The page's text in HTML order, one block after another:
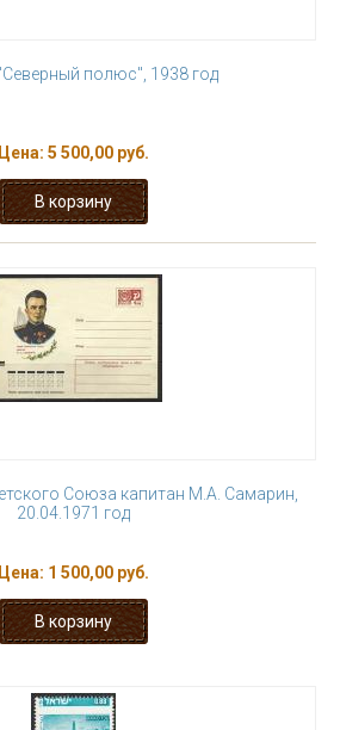
полюс", 1938 год
Цена: 5 500,00 руб.
Союза капитан М.А. Самарин,
20.04.1971 год
Цена: 1 500,00 руб.